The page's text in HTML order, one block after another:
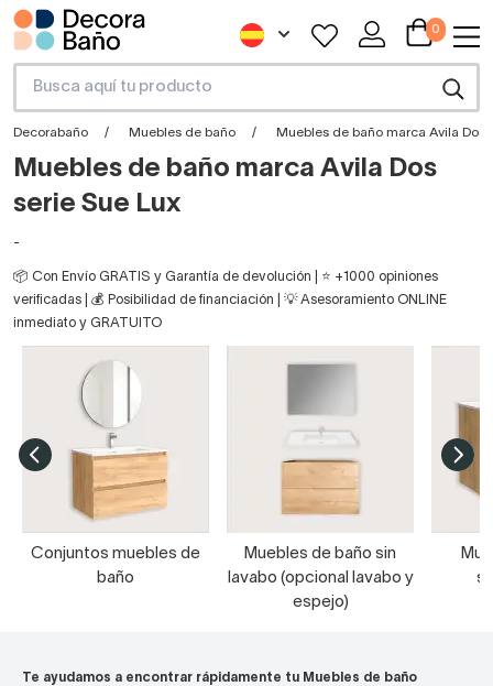
0
Decorabaño Muebles de baño Muebles de baño marca Avila Dos
Muebles de baño marca Avila Dos
serie Sue Lux
-
📦 Con Envío GRATIS y Garantía de devolución | ⭐ +1000 opiniones
verificadas | 💰 Posibilidad de financiación | 💡 Asesoramiento ONLINE
inmediato y GRATUITO
Conjuntos muebles de
baño
Muebles de baño sin
lavabo (opcional lavabo y
espejo)
Te ayudamos a encontrar rápidamente tu Muebles de baño